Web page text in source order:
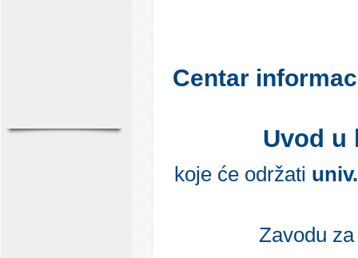
Centar
Uvod u
koje će održati
Zavodu